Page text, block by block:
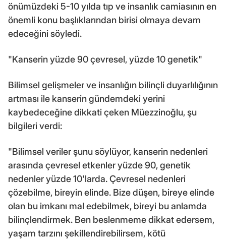
önümüzdeki 5-10 yılda tıp ve insanlık camiasının en
önemli konu başlıklarından birisi olmaya devam
edeceğini söyledi.
"Kanserin yüzde 90 çevresel, yüzde 10 genetik"
Bilimsel gelişmeler ve insanlığın bilinçli duyarlılığının
artması ile kanserin gündemdeki yerini
kaybedeceğine dikkati çeken Müezzinoğlu, şu
bilgileri verdi:
"Bilimsel veriler şunu söylüyor, kanserin nedenleri
arasında çevresel etkenler yüzde 90, genetik
nedenler yüzde 10'larda. Çevresel nedenleri
çözebilme, bireyin elinde. Bize düşen, bireye elinde
olan bu imkanı mal edebilmek, bireyi bu anlamda
bilinçlendirmek. Ben beslenmeme dikkat edersem,
yaşam tarzını şekillendirebilirsem, kötü